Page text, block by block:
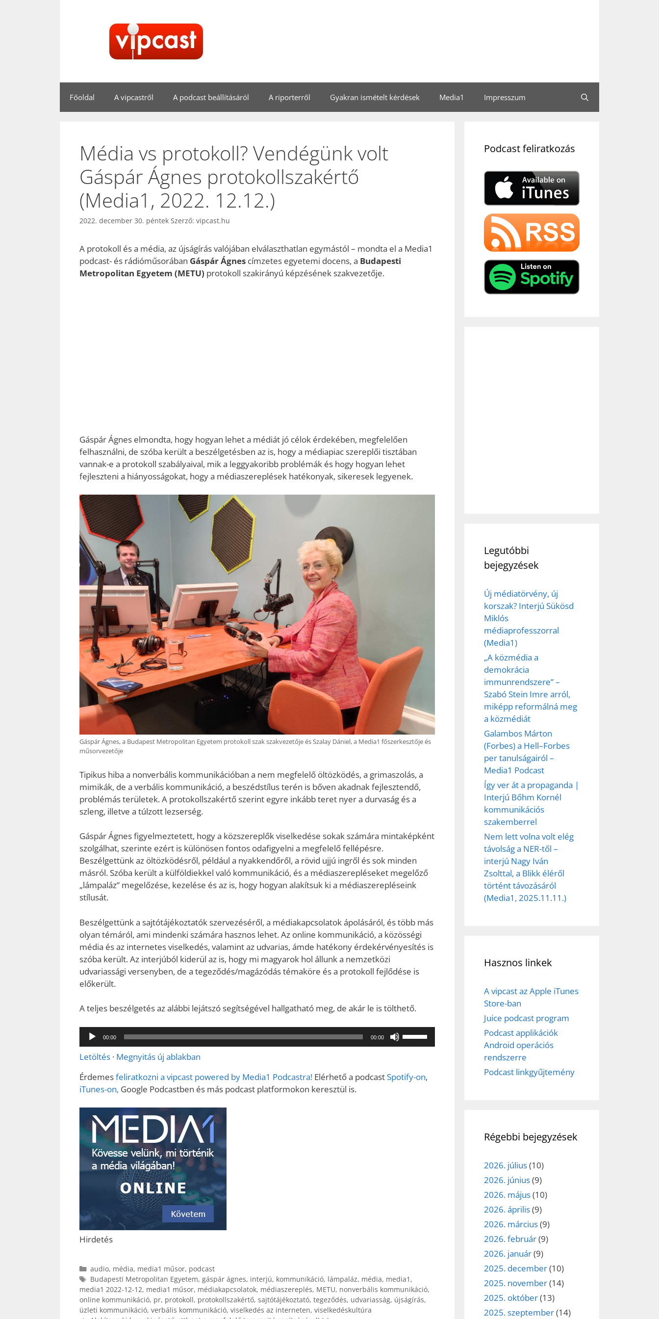
Főoldal A vipcastről A podcast beállításáról A riporterről Gyakran ismételt kérdések Media1 Impresszum
Média vs protokoll? Vendégünk volt
Gáspár Ágnes protokollszakértő
(Media1, 2022. 12.12.)
2022. december 30. péntek Szerző: vipcast.hu
A protokoll és a média, az újságírás valójában elválaszthatlan egymástól – mondta el a Media1
podcast- és rádióműsorában Gáspár Ágnes címzetes egyetemi docens, a Budapesti
Metropolitan Egyetem (METU) protokoll szakirányú képzésének szakvezetője.
Gáspár Ágnes elmondta, hogy hogyan lehet a médiát jó célok érdekében, megfelelően
felhasználni, de szóba került a beszélgetésben az is, hogy a médiapiac szereplői tisztában
vannak-e a protokoll szabályaival, mik a leggyakoribb problémák és hogy hogyan lehet
fejleszteni a hiányosságokat, hogy a médiaszereplések hatékonyak, sikeresek legyenek.
Gáspár Ágnes, a Budapest Metropolitan Egyetem protokoll szak szakvezetője és Szalay Dániel, a Media1 főszerkesztője és
műsorvezetője
Tipikus hiba a nonverbális kommunikációban a nem megfelelő öltözködés, a grimaszolás, a
mimikák, de a verbális kommunikáció, a beszédstílus terén is bőven akadnak fejlesztendő,
problémás területek. A protokollszakértő szerint egyre inkább teret nyer a durvaság és a
szleng, illetve a túlzott lezserség.
Gáspár Ágnes figyelmeztetett, hogy a közszereplők viselkedése sokak számára mintaképként
szolgálhat, szerinte ezért is különösen fontos odafigyelni a megfelelő fellépésre.
Beszélgettünk az öltözködésről, például a nyakkendőről, a rövid ujjú ingről és sok minden
másról. Szóba került a külföldiekkel való kommunikáció, és a médiaszerepléseket megelőző
„lámpaláz” megelőzése, kezelése és az is, hogy hogyan alakítsuk ki a médiaszerepléseink
stílusát.
Beszélgettünk a sajtótájékoztatók szervezéséről, a médiakapcsolatok ápolásáról, és több más
olyan témáról, ami mindenki számára hasznos lehet. Az online kommunikáció, a közösségi
média és az internetes viselkedés, valamint az udvarias, ámde hatékony érdekérvényesítés is
szóba került. Az interjúból kiderül az is, hogy mi magyarok hol állunk a nemzetközi
udvariassági versenyben, de a tegeződés/magázódás témaköre és a protokoll fejlődése is
előkerült.
A teljes beszélgetés az alábbi lejátszó segítségével hallgatható meg, de akár le is tölthető.
Audió
lejátszó
00:00 00:00
hangerő
csökkentéséhez
Letöltés · Megnyitás új ablakban
Érdemesfeliratkozni a vipcast powered by Media1 Podcastra! Elérhető a podcastSpotify-on,
iTunes-on, Google Podcastben és más podcast platformokon keresztül is.
Hirdetés
Kategória
audio, média, media1 műsor, podcast
Címkék
Budapesti Metropolitan Egyetem, gáspár ágnes, interjú, kommunikáció, lámpaláz, média, media1 ,
media1 2022-12-12, media1 műsor, médiakapcsolatok, médiaszereplés, METU, nonverbális kommunikáció,
online kommunikáció, pr, protokoll, protokollszakértő, sajtótájékoztató, tegeződés, udvariasság, újságírás,
üzleti kommunikáció, verbális kommunikáció, viselkedés az interneten, viselkedéskultúra
Podcast feliratkozás
Legutóbbi
bejegyzések
Új médiatörvény, új
korszak? Interjú Sükösd
Miklós
médiaprofesszorral
(Media1)
„A közmédia a
demokrácia
immunrendszere” –
Szabó Stein Imre arról,
miképp reformálná meg
a közmédiát
Galambos Márton
(Forbes) a Hell–Forbes
per tanulságairól –
Media1 Podcast
Így ver át a propaganda |
Interjú Bőhm Kornél
kommunikációs
szakemberrel
Nem lett volna volt elég
távolság a NER-től –
interjú Nagy Iván
Zsolttal, a Blikk éléről
történt távozásáról
(Media1, 2025.11.11.)
Hasznos linkek
A vipcast az Apple iTunes
Store-ban
Juice podcast program
Podcast applikációk
Android operációs
rendszerre
Podcast linkgyűjtemény
Régebbi bejegyzések
2026. július(10)
2026. június(9)
2026. május(10)
2026. április(9)
2026. március(9)
2026. február(9)
2026. január(9)
2025. december(10)
2025. november(14)
2025. október(13)
2025. szeptember(14)